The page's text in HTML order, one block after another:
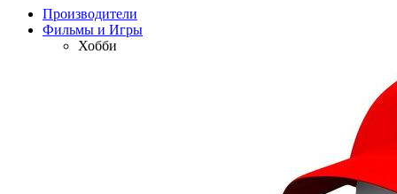
Производители
Фильмы и Игры
Хобби